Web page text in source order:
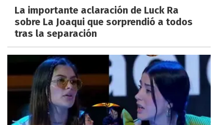
La importante aclaración de Luck Ra
sobre La Joaqui que sorprendió a todos
tras la separación